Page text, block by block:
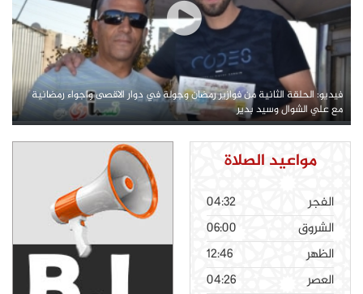
فيديو: الحلقة الثانية من فوازير رمضان وجولة في دوار الاقصى واجواء رمضانية
مع علي الشوال وسيد بدير
مواعيد الصلاة
الفجر
04:32
الشروق
06:00
الظهر
12:46
العصر
04:26